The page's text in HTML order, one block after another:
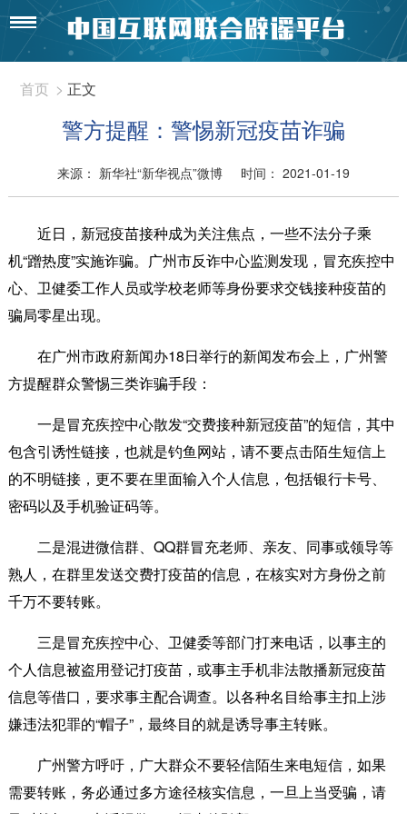
首页 > 正文
警方提醒：警惕新冠疫苗诈骗
来源： 新华社“新华视点”微博 时间： 2021-01-19
近日，新冠疫苗接种成为关注焦点，一些不法分子乘
机“蹭热度”实施诈骗。广州市反诈中心监测发现，冒充疾控中
心、卫健委工作人员或学校老师等身份要求交钱接种疫苗的
骗局零星出现。
在广州市政府新闻办18日举行的新闻发布会上，广州警
方提醒群众警惕三类诈骗手段：
一是冒充疾控中心散发“交费接种新冠疫苗”的短信，其中
包含引诱性链接，也就是钓鱼网站，请不要点击陌生短信上
的不明链接，更不要在里面输入个人信息，包括银行卡号、
密码以及手机验证码等。
二是混进微信群、QQ群冒充老师、亲友、同事或领导等
熟人，在群里发送交费打疫苗的信息，在核实对方身份之前
千万不要转账。
三是冒充疾控中心、卫健委等部门打来电话，以事主的
个人信息被盗用登记打疫苗，或事主手机非法散播新冠疫苗
信息等借口，要求事主配合调查。以各种名目给事主扣上涉
嫌违法犯罪的“帽子”，最终目的就是诱导事主转账。
广州警方呼吁，广大群众不要轻信陌生来电短信，如果
需要转账，务必通过多方途径核实信息，一旦上当受骗，请